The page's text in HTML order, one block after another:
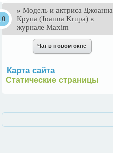
» Mодель и актриса Джоанна
Крупа (Joanna Krupa) в
журнале Maxim
Карта сайта
Статические страницы